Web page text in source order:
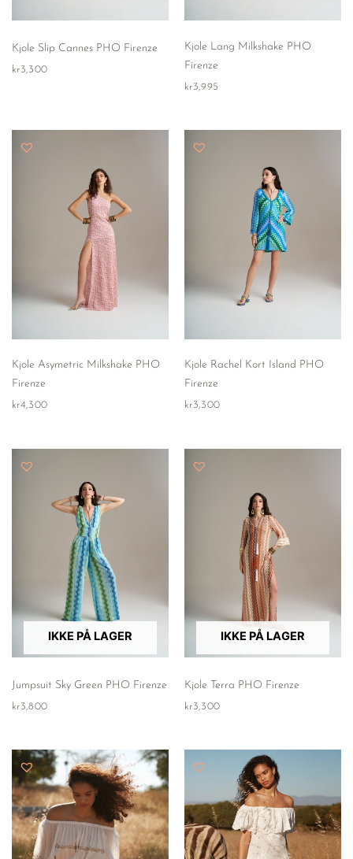
Kjole Slip Cannes PHO Firenze
kr3,300
Kjole Lang Milkshake PHO
Firenze
kr3,995
Kjole Asymetric Milkshake PHO
Firenze
kr4,300
Kjole Rachel Kort Island PHO
Firenze
kr3,300
IKKE PÅ LAGER
Jumpsuit Sky Green PHO Firenze
kr3,800
IKKE PÅ LAGER
Kjole Terra PHO Firenze
kr3,300